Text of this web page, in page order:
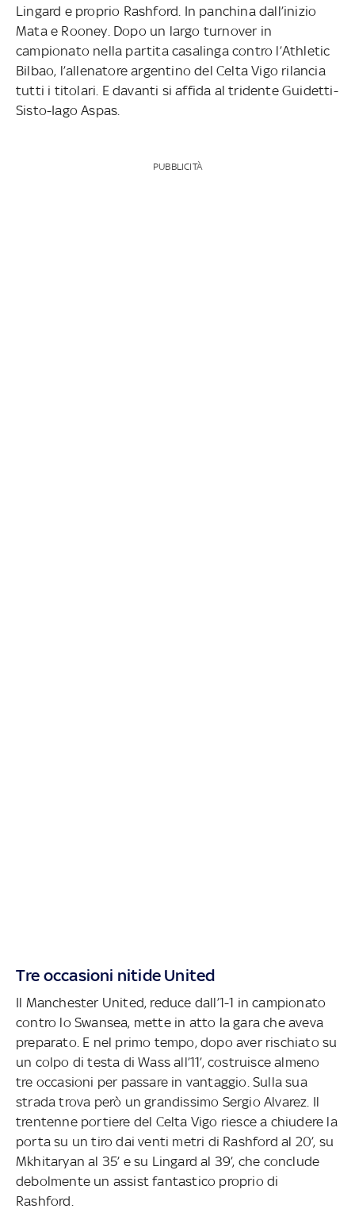
Lingard e proprio Rashford. In panchina dall’inizio
Mata e Rooney. Dopo un largo turnover in
campionato nella partita casalinga contro l’Athletic
Bilbao, l’allenatore argentino del Celta Vigo rilancia
tutti i titolari. E davanti si affida al tridente Guidetti-
Sisto-Iago Aspas.
PUBBLICITÀ
Tre occasioni nitide United
Il Manchester United, reduce dall’1-1 in campionato
contro lo Swansea, mette in atto la gara che aveva
preparato. E nel primo tempo, dopo aver rischiato su
un colpo di testa di Wass all’11’, costruisce almeno
tre occasioni per passare in vantaggio. Sulla sua
strada trova però un grandissimo Sergio Alvarez. Il
trentenne portiere del Celta Vigo riesce a chiudere la
porta su un tiro dai venti metri di Rashford al 20’, su
Mkhitaryan al 35’ e su Lingard al 39’, che conclude
debolmente un assist fantastico proprio di
Rashford.